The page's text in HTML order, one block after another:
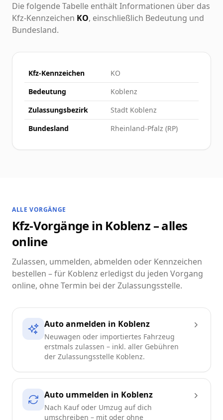
Die folgende Tabelle enthält Informationen über das
Kfz-Kennzeichen KO, einschließlich Bedeutung und
Bundesland.
Kfz-Kennzeichen
KO
Bedeutung
Koblenz
Zulassungsbezirk
Stadt Koblenz
Bundesland
Rheinland-Pfalz (RP)
ALLE VORGÄNGE
Kfz-Vorgänge in Koblenz – alles
online
Zulassen, ummelden, abmelden oder Kennzeichen
bestellen – für Koblenz erledigst du jeden Vorgang
online, ohne Termin bei der Zulassungsstelle.
Auto anmelden in Koblenz
Neuwagen oder importiertes Fahrzeug
erstmals zulassen – inkl. aller Gebühren
der Zulassungsstelle Koblenz.
Auto ummelden in Koblenz
Nach Kauf oder Umzug auf dich
umschreiben – mit oder ohne